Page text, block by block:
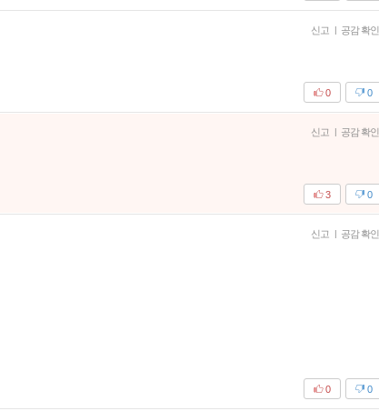
신고 | 공감 확인
0
0
신고 | 공감 확인
0
3
신고 | 공감 확인
0
0